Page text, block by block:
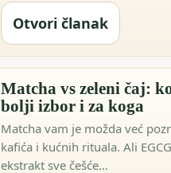
Otvori članak
Matcha vs zeleni čaj:
bolji izbor i za koga
Matcha vam je možda već
kafića i kućnih rituala. Ali EGCG
ekstrakt sve češće…